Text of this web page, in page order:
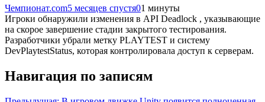
Чемпионат.com5 месяцев спустя01 минуты
Игроки обнаружили изменения в API Deadlock , указывающие
на скорое завершение стадии закрытого тестирования.
Разработчики убрали метку PLAYTEST и систему
DevPlaytestStatus, которая контролировала доступ к серверам.
Навигация по записям